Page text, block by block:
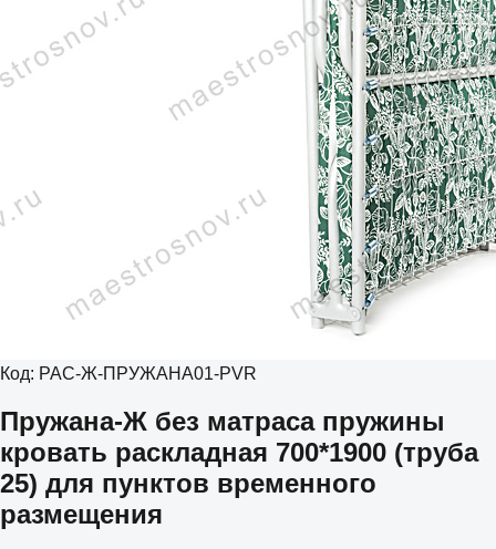
Код: РАС-Ж-ПРУЖАНА01-PVR
Пружана-Ж без матраса пружины
кровать раскладная 700*1900 (труба
25) для пунктов временного
размещения